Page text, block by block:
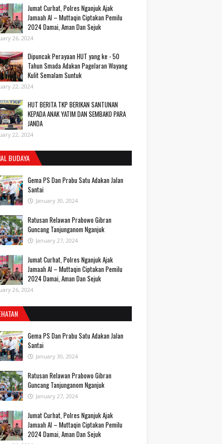
Jumat Curhat, Polres Nganjuk Ajak
Jamaah Al – Muttaqin Ciptakan Pemilu
2024 Damai, Aman Dan Sejuk
26, 2024
Dipuncak Perayaan HUT yang ke - 50
Tahun Smada Adakan Pagelaran Wayang
Kulit Semalam Suntuk
22, 2024
HUT BERITA TKP BERIKAN SANTUNAN
KEPADA ANAK YATIM DAN SEMBAKO PARA
JANDA
22, 2024
BUDAYA
Gema PS Dan Prabu Satu Adakan Jalan
Santai
January 30, 2024
Ratusan Relawan Prabowo Gibran
Guncang Tanjunganom Nganjuk
January 27, 2024
Jumat Curhat, Polres Nganjuk Ajak
Jamaah Al – Muttaqin Ciptakan Pemilu
2024 Damai, Aman Dan Sejuk
26, 2024
Gema PS Dan Prabu Satu Adakan Jalan
Santai
January 30, 2024
Ratusan Relawan Prabowo Gibran
Guncang Tanjunganom Nganjuk
January 27, 2024
Jumat Curhat, Polres Nganjuk Ajak
Jamaah Al – Muttaqin Ciptakan Pemilu
2024 Damai, Aman Dan Sejuk